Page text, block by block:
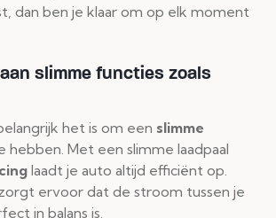
dan ben je klaar om op elk moment
slimme functies zoals
het is om een slimme
hebben. Met een slimme laadpaal
laadt je auto altijd efficiënt op.
ervoor dat de stroom tussen je
in balans is.